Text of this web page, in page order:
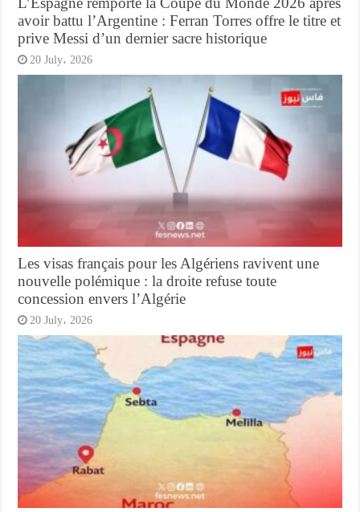
avoir battu l’Argentine : Ferran Torres offre le titre et
prive Messi d’un dernier sacre historique
20 July، 2026
Les visas français pour les Algériens ravivent une
nouvelle polémique : la droite refuse toute
concession envers l’Algérie
20 July، 2026